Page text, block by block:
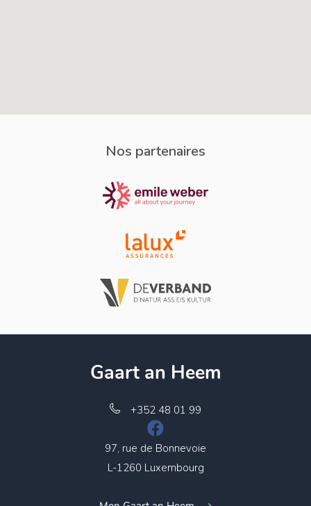
Nos partenaires
Gaart an Heem
+352 48 01 99
97, rue de Bonnevoie
L-1260 Luxembourg